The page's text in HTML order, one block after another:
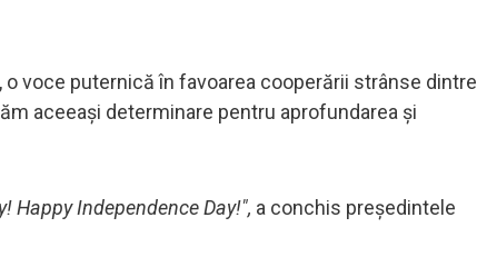
voce puternică în favoarea cooperării strânse dintre
aceeași determinare pentru aprofundarea și
Happy Independence Day!", a conchis preşedintele